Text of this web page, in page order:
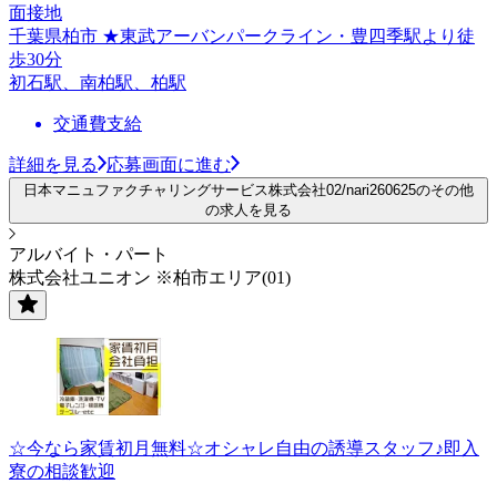
面接地
千葉県柏市 ★東武アーバンパークライン・豊四季駅より徒
歩30分
初石駅、南柏駅、柏駅
交通費支給
詳細を見る 応募画面に進む
日本マニュファクチャリングサービス株式会社02/nari260625のその他
の求人を見る
アルバイト・パート
株式会社ユニオン ※柏市エリア(01)
☆今なら家賃初月無料☆オシャレ自由の誘導スタッフ♪即入
寮の相談歓迎